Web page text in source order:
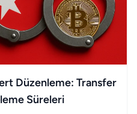
Düzenleme: Transfer
Süreleri